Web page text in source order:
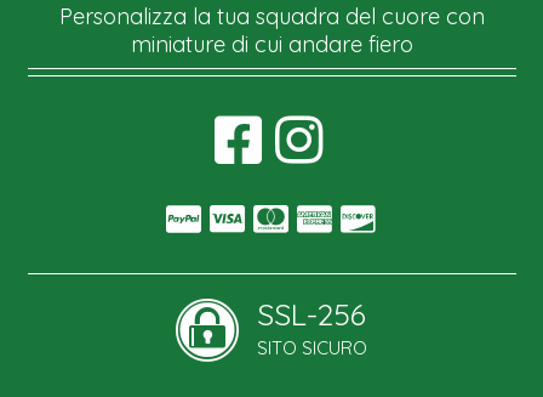
Personalizza la tua squadra del cuore con
miniature di cui andare fiero
SSL-256
SITO SICURO